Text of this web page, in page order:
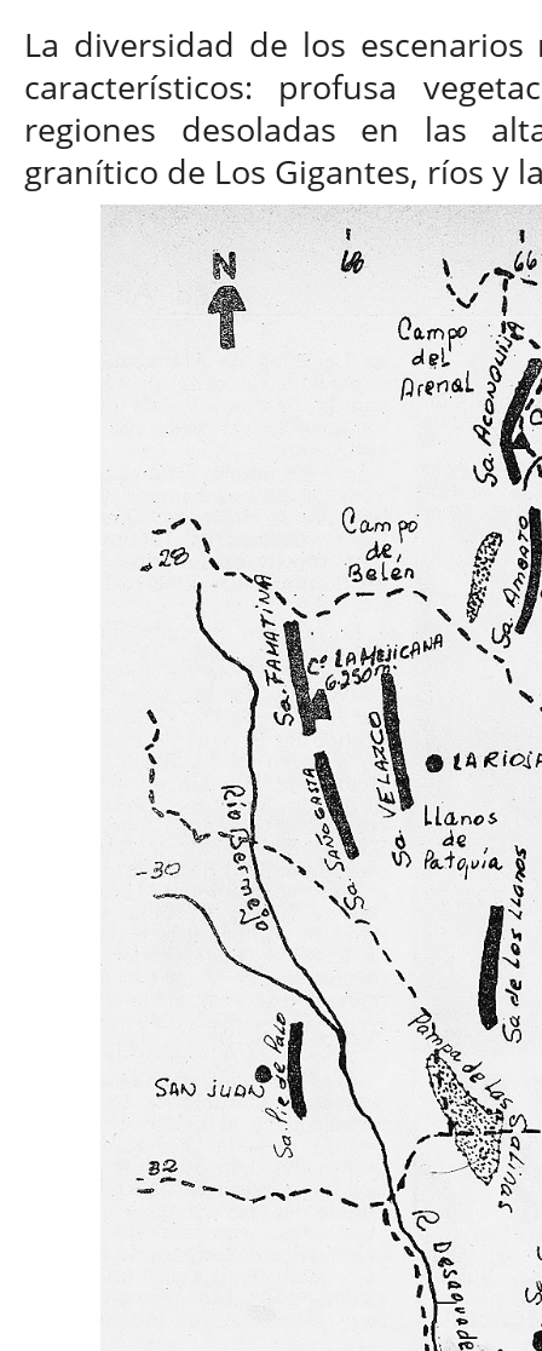
La diversidad de los
característicos: profusa
regiones desoladas en las
granítico de Los Gigantes, ríos y